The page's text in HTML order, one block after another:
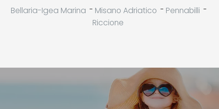
Bellaria-Igea Marina - Misano Adriatico - Pennabilli -
Riccione